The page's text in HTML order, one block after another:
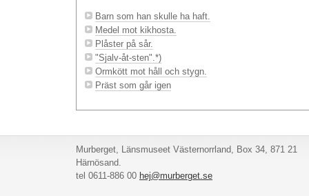
Barn som han skulle ha haft.
Medel mot kikhosta.
Plåster på sår.
"Sjalv-åt-sten".*)
Ormkött mot håll och stygn.
Präst som går igen
Murberget, Länsmuseet Västernorrland, Box 34, 871 21
Härnösand.
tel 0611-886 00 hej@murberget.se